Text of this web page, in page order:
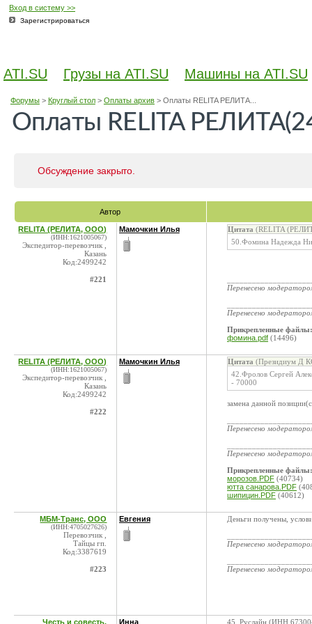
Вход в систему >>
Зарегистрироваться
ATI.SU Грузы на ATI.SU Машины на ATI.SU
Форумы> Круглый стол> Оплаты архив> Оплаты RELITA РЕЛИТА...
Оплаты RELITA
Обсуждение закрыто.
Автор
RELITA (РЕЛИТА, ООО)
(ИНН:1621005067)
Экспедитор-перевозчик ,
Казань
Код:2499242
#221
Мамочкин Илья Цитата (RELITA
50.Фомина Надежда
Перенесено
Перенесено
Прикрепленные файлы:
фомина.pdf (14496)
RELITA (РЕЛИТА, ООО)
(ИНН:1621005067)
Экспедитор-перевозчик ,
Казань
Код:2499242
#222
Мамочкин Илья Цитата (Президиум Д
42.Фролов Сергей
- 70000
замена данной
Перенесено
Перенесено
Прикрепленные файлы:
морозов.PDF (40734)
ютта санарова.PDF
шипицин.PDF (40612)
МБМ-Транс, ООО
(ИНН:4705027626)
Перевозчик ,
Тайцы гп.
Код:3387619
#223
Евгения
Деньги получены,
Перенесено
Перенесено
Честь и совесть, Инна 45. Руслайн (ИНН